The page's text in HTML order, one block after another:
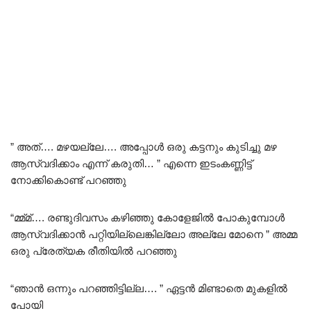
” അത്…. മഴയല്ലേ…. അപ്പോൾ ഒരു കട്ടനും കുടിച്ചു മഴ
ആസ്വദിക്കാം എന്ന് കരുതി… ” എന്നെ ഇടംകണ്ണിട്ട്
നോക്കികൊണ്ട് പറഞ്ഞു
“മ്മ്മ്…. രണ്ടുദിവസം കഴിഞ്ഞു കോളേജിൽ പോകുമ്പോൾ
ആസ്വദിക്കാൻ പറ്റിയില്ലെങ്കില്ലോ അല്ലേ മോനെ ” അമ്മ
ഒരു പ്രേത്യക രീതിയിൽ പറഞ്ഞു
“ഞാൻ ഒന്നും പറഞ്ഞിട്ടില്ല…. ” ഏട്ടൻ മിണ്ടാതെ മുകളിൽ
പോയി